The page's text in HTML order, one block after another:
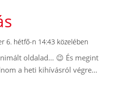
6. hétfő-n 14:43 közelében
oldalad… 😉 És megint
a heti kihívásról végre…